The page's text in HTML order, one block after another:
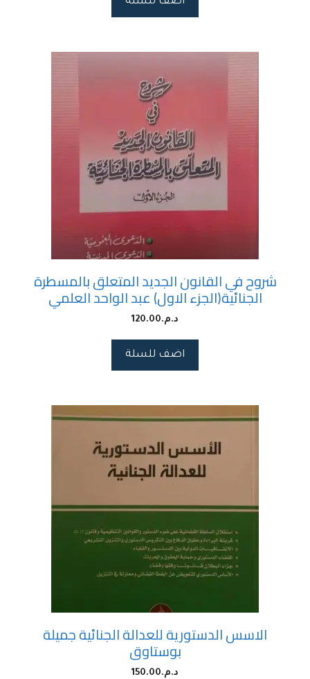
شروح في القانون الجديد المتعلق بالمسطرة
الجنائية(الجزء الاول) عبد الواحد العلمي
د.م.120.00
اضف للسلة
الاسس الدستورية للعدالة الجنائية جميلة
بوستاوق
د.م.150.00